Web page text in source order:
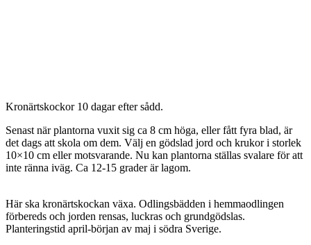
Kronärtskockor 10 dagar efter sådd.
Senast när plantorna vuxit sig ca 8 cm höga, eller fått fyra blad, är
det dags att skola om dem. Välj en gödslad jord och krukor i storlek
10×10 cm eller motsvarande. Nu kan plantorna ställas svalare för att
inte ränna iväg. Ca 12-15 grader är lagom.
Här ska kronärtskockan växa. Odlingsbädden i hemmaodlingen
förbereds och jorden rensas, luckras och grundgödslas.
Planteringstid april-början av maj i södra Sverige.